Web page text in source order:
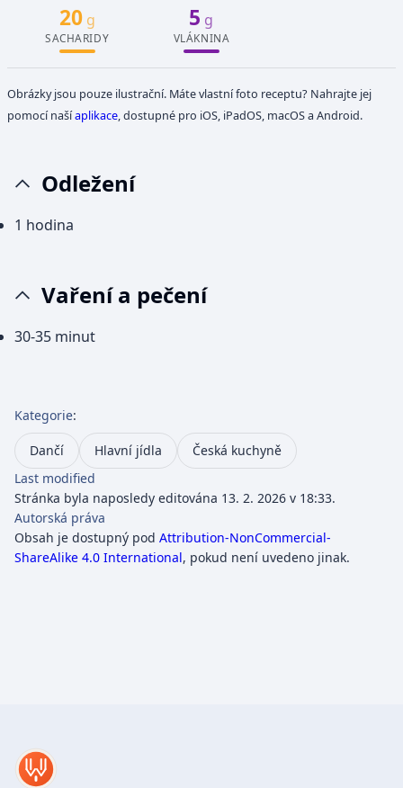
20g
SACHARIDY
5 g
VLÁKNINA
Obrázky jsou pouze ilustrační. Máte vlastní foto receptu? Nahrajte jej
pomocí našíaplikace, dostupné pro iOS, iPadOS, macOS a Android.
Odležení
1 hodina
Vaření a pečení
30-35 minut
Kategorie:
Dančí Hlavní jídla
Česká kuchyně
Last modified
Stránka byla naposledy editována 13. 2. 2026 v 18:33.
Autorská práva
Obsah je dostupný pod Attribution-NonCommercial-
ShareAlike 4.0 International, pokud není uvedeno jinak.